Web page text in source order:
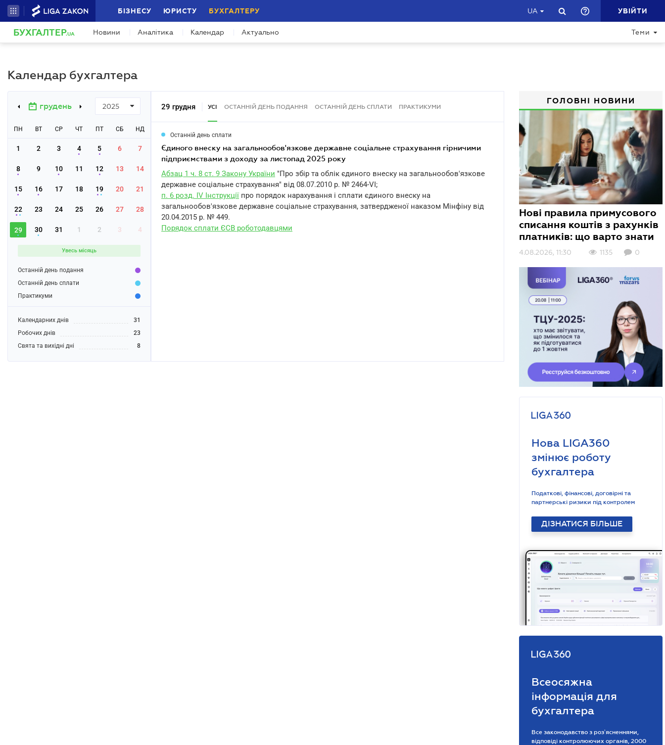
БІЗНЕСУ ЮРИСТУ БУХГАЛТЕРУ UA УВІЙТИ
БУХГАЛТЕР.UA Новини Аналітика Календар Актуально Теми
Календар бухгалтера
грудень 2025
ПН ВТ СР ЧТ ПТ СБ НД
1 2 3 4 5 6 7
8 9 10 11 12 13 14
15 16 17 18 19 20 21
22 23 24 25 26 27 28
29 30 31 1 2 3 4
Увесь місяць
Останній день подання
Останній день сплати
Практикуми
Календарних днів
31
Робочих днів
23
Свята та вихідні дні
8
29 грудня УСІ ОСТАННІЙ ДЕНЬ ПОДАННЯ ОСТАННІЙ ДЕНЬ СПЛАТИ ПРАКТИКУМИ
Останній день сплати
єдиного внеску на загальнообов'язкове державне соціальне страхування гірничими
підприємствами з доходу за листопад 2025 року
Абзац 1 ч. 8 ст. 9 Закону України "Про збір та облік єдиного внеску на загальнообов'язкове
державне соціальне страхування" від 08.07.2010 р. № 2464-VI;
п. 6 розд. IV Інструкції про порядок нарахування і сплати єдиного внеску на
загальнообов'язкове державне соціальне страхування, затвердженої наказом Мінфіну від
20.04.2015 р. № 449.
Порядок сплати ЄСВ роботодавцями
ГОЛОВНІ НОВИНИ
Нові правила примусового
списання коштів з рахунків
платників: що варто знати
4.08.2026, 11:30 1135 0
Нова LIGA360
змінює роботу
бухгалтера
Податкові, фінансові, договірні та
партнерські ризики під контролем
ДІЗНАТИСЯ БІЛЬШЕ
Всеосяжна
інформація для
бухгалтера
Все законодавство з розʼясненнями,
відповіді контролюючих органів, 2000